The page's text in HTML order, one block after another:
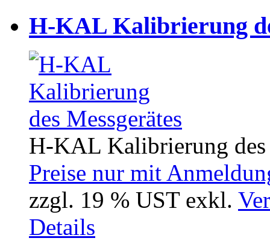
H-KAL Kalibrierung
H-KAL Kalibrierung des
Preise nur mit
zzgl. 19 % UST exkl.
Details